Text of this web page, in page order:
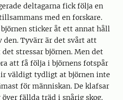
deltagarna fick följa en
med en forskare.
sticker åt ett annat håll
den. Tyvärr är det svårt att
stressar björnen. Men det
att få följa i björnens fotspår
väldigt tydligt at björnen inte
för människan. De klafsar
över fällda träd i snårig skog.